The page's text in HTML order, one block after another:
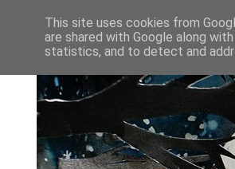
This site uses cookies from
are shared with Google along
statistics, and to detect and